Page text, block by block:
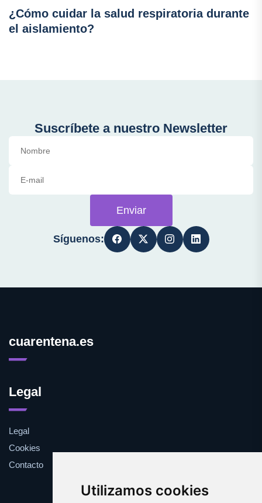
Utilizamos cookies
¿Cómo cuidar la salud respiratoria durante
el aislamiento?
Suscríbete a nuestro Newsletter
Enviar
Síguenos:
cuarentena.es
Legal
Legal
Cookies
Contacto